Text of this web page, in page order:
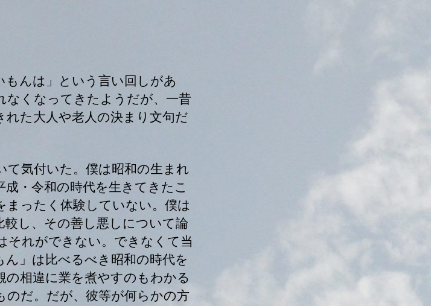
んは」という言い回しがあ
なくなってきたようだが、一昔
た大人や老人の決まり文句だ
気付いた。僕は昭和の生まれ
・令和の時代を生きてきたこ
まったく体験していない。僕は
較し、その善し悪しについて論
それができない。できなくて当
」は比べるべき昭和の時代を
の相違に業を煮やすのもわかる
のだ。だが、彼等が何らかの方